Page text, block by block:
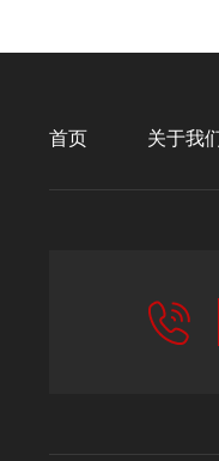
首页 关于我